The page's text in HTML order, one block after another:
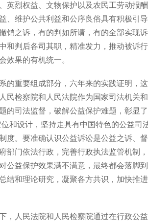
英烈权益、文物保护以及农民工劳动报
、维护公共利益和公序良俗具有积极引
销之诉，有的判如所请，有的全部实现
和判后各司其职，精准发力，推动被诉
效果的有机统一。
的重要组成部分，六年来的实践证明，
民检察院和人民法院作为国家司法机关
的司法监督，破解公益保护难题，彰显
和设计，坚持走具有中国特色的公益
度。要准确认识公益诉讼是公益之诉、
部门依法行政，完善行政执法监管机制
公益保护效果满不满意，最终都会落脚
结和理论研究，凝聚各方共识，加快推
，人民法院和人民检察院通过在行政公